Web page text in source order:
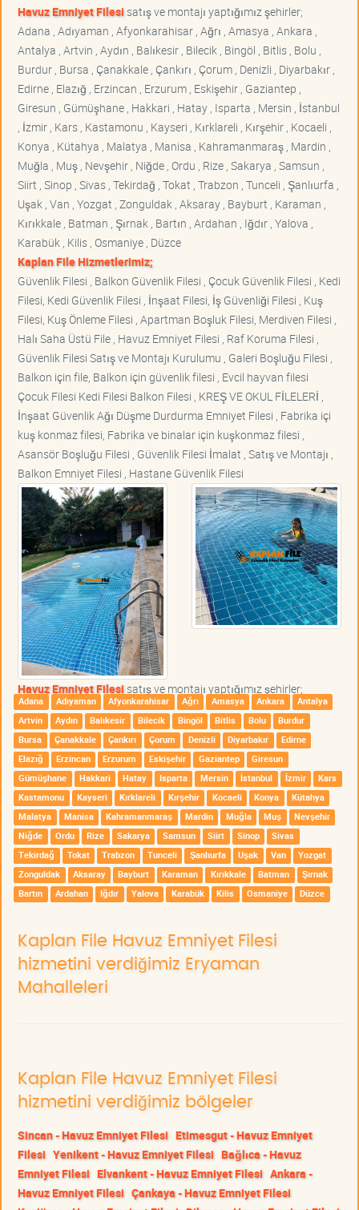
Havuz Emniyet Filesisatış ve montajı yaptığımız şehirler;
Adana , Adıyaman , Afyonkarahisar , Ağrı , Amasya , Ankara ,
Antalya , Artvin , Aydın , Balıkesir , Bilecik , Bingöl , Bitlis , Bolu ,
Burdur , Bursa , Çanakkale , Çankırı , Çorum , Denizli , Diyarbakır ,
Edirne , Elazığ , Erzincan , Erzurum , Eskişehir , Gaziantep ,
Giresun , Gümüşhane , Hakkari , Hatay , Isparta , Mersin , İstanbul
, İzmir , Kars , Kastamonu , Kayseri , Kırklareli , Kırşehir , Kocaeli ,
Konya , Kütahya , Malatya , Manisa , Kahramanmaraş , Mardin ,
Muğla , Muş , Nevşehir , Niğde , Ordu , Rize , Sakarya , Samsun ,
Siirt , Sinop , Sivas , Tekirdağ , Tokat , Trabzon , Tunceli , Şanlıurfa ,
Uşak , Van , Yozgat , Zonguldak , Aksaray , Bayburt , Karaman ,
Kırıkkale , Batman , Şırnak , Bartın , Ardahan , Iğdır , Yalova ,
Karabük , Kilis , Osmaniye , Düzce
Kaplan File Hizmetlerimiz;
Güvenlik Filesi , Balkon Güvenlik Filesi , Çocuk Güvenlik Filesi , Kedi
Filesi, Kedi Güvenlik Filesi , İnşaat Filesi, İş Güvenliği Filesi , Kuş
Filesi, Kuş Önleme Filesi , Apartman Boşluk Filesi, Merdiven Filesi ,
Halı Saha Üstü File , Havuz Emniyet Filesi , Raf Koruma Filesi ,
Güvenlik Filesi Satış ve Montajı Kurulumu , Galeri Boşluğu Filesi ,
Balkon için file, Balkon için güvenlik filesi , Evcil hayvan filesi
Çocuk Filesi Kedi Filesi Balkon Filesi , KREŞ VE OKUL FİLELERİ ,
İnşaat Güvenlik Ağı Düşme Durdurma Emniyet Filesi , Fabrika içi
kuş konmaz filesi, Fabrika ve binalar için kuşkonmaz filesi ,
Asansör Boşluğu Filesi , Güvenlik Filesi İmalat , Satış ve Montajı ,
Balkon Emniyet Filesi , Hastane Güvenlik Filesi
Havuz Emniyet Filesisatış ve montajı yaptığımız şehirler;
Adana Adıyaman Afyonkarahisar Ağrı Amasya Ankara
Antalya
Artvin
Aydın Balıkesir Bilecik Bingöl Bitlis Bolu
Burdur
Bursa
Çanakkale Çankırı Çorum Denizli Diyarbakır
Edirne
Elazığ
Erzincan Erzurum Eskişehir Gaziantep
Giresun
Gümüşhane
Hakkari Hatay Isparta Mersin İstanbul İzmir
Kars
Kastamonu
Kayseri Kırklareli Kırşehir Kocaeli Konya
Kütahya
Malatya
Manisa Kahramanmaraş Mardin Muğla Muş
Nevşehir
Niğde
Ordu Rize Sakarya Samsun Siirt Sinop
Sivas
Tekirdağ
Tokat Trabzon Tunceli Şanlıurfa Uşak Van
Yozgat
Zonguldak
Aksaray Bayburt Karaman Kırıkkale Batman
Şırnak
Bartın
Ardahan Iğdır Yalova Karabük Kilis Osmaniye Düzce
Kaplan File Havuz Emniyet Filesi
hizmetini verdiğimiz Eryaman
Mahalleleri
Kaplan File Havuz Emniyet Filesi
hizmetini verdiğimiz bölgeler
Sincan - Havuz Emniyet Filesi Etimesgut - Havuz Emniyet
Filesi Yenikent - Havuz Emniyet Filesi Bağlıca - Havuz
Emniyet Filesi Elvankent - Havuz Emniyet Filesi Ankara -
Havuz Emniyet Filesi Çankaya - Havuz Emniyet Filesi